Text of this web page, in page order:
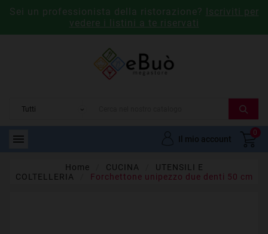
Sei un professionista della ristorazione? Iscriviti per
vedere i listini a te riservati
 Il mio account
0
Home CUCINA
UTENSILI E
COLTELLERIA
Forchettone unipezzo due denti 50 cm